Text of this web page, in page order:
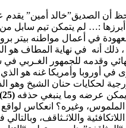
أن الصديق”خالد أمين”
أبرزها :… لم يتمكن تيم سابل من
في أعمال مواطنه بيتر
ذلك أنه في نهاية المطاف هو
وقدمه للجمهور الغـربي
في أوروبا وأمريكا غنه هو الذي
لحكايات حنان الشيخ وهو
يمكن عرضه وما ينبغي حذفه (25)
وغيره؟ انعكاس
واللاثـثاقف، وبالتالي